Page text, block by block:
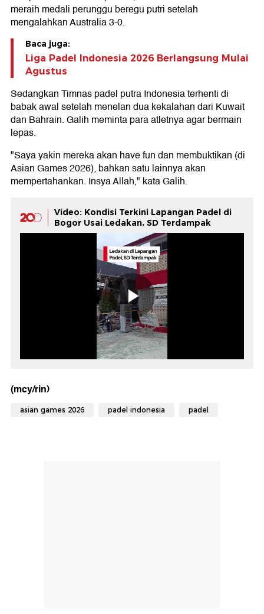
meraih medali perunggu beregu putri setelah
mengalahkan Australia 3-0.
Baca juga:
Liga Padel Indonesia 2026 Berlangsung Mulai
Agustus
Sedangkan Timnas padel putra Indonesia terhenti di
babak awal setelah menelan dua kekalahan dari Kuwait
dan Bahrain. Galih meminta para atletnya agar bermain
lepas.
"Saya yakin mereka akan have fun dan membuktikan (di
Asian Games 2026), bahkan satu lainnya akan
mempertahankan. Insya Allah," kata Galih.
Video: Kondisi Terkini Lapangan Padel di
Bogor Usai Ledakan, SD Terdampak
(mcy/rin)
asian games 2026 padel indonesia padel